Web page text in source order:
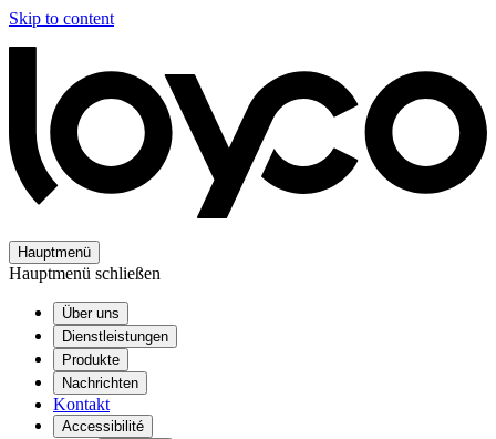
Skip to content
Hauptmenü
Hauptmenü schließen
Über uns
Dienstleistungen
Produkte
Nachrichten
Kontakt
Accessibilité